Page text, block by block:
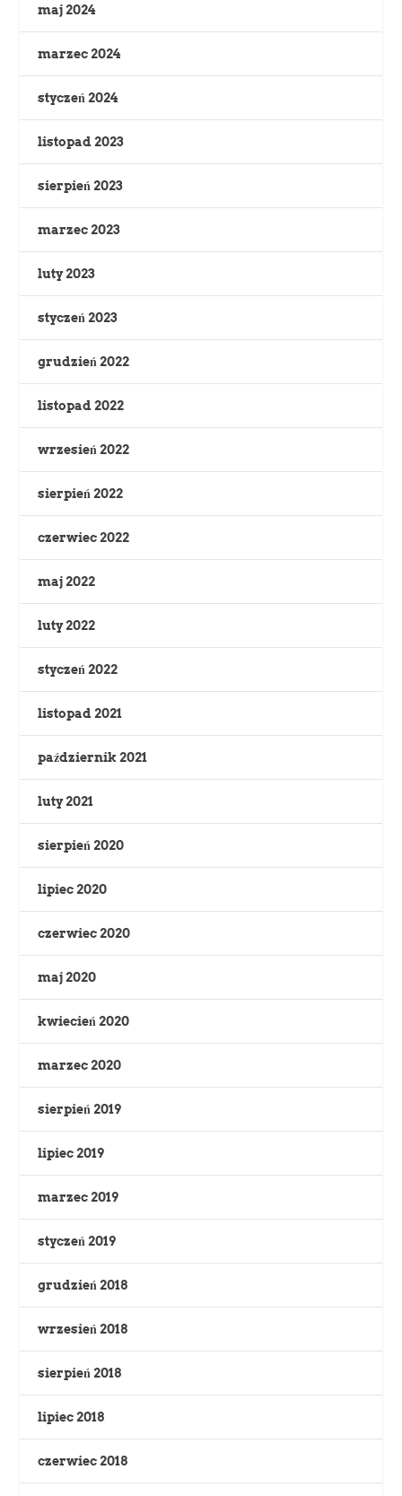
maj 2024
marzec 2024
styczeń 2024
listopad 2023
sierpień 2023
marzec 2023
luty 2023
styczeń 2023
grudzień 2022
listopad 2022
wrzesień 2022
sierpień 2022
czerwiec 2022
maj 2022
luty 2022
styczeń 2022
listopad 2021
październik 2021
luty 2021
sierpień 2020
lipiec 2020
czerwiec 2020
maj 2020
kwiecień 2020
marzec 2020
sierpień 2019
lipiec 2019
marzec 2019
styczeń 2019
grudzień 2018
wrzesień 2018
sierpień 2018
lipiec 2018
czerwiec 2018